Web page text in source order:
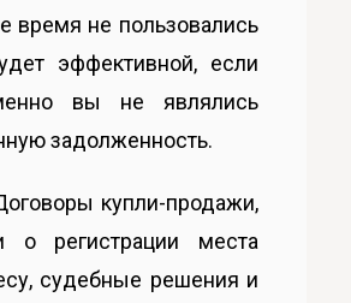
время не пользовались
эффективной, если
вы не являлись
задолженность.
купли-продажи,
о регистрации места
судебные решения и